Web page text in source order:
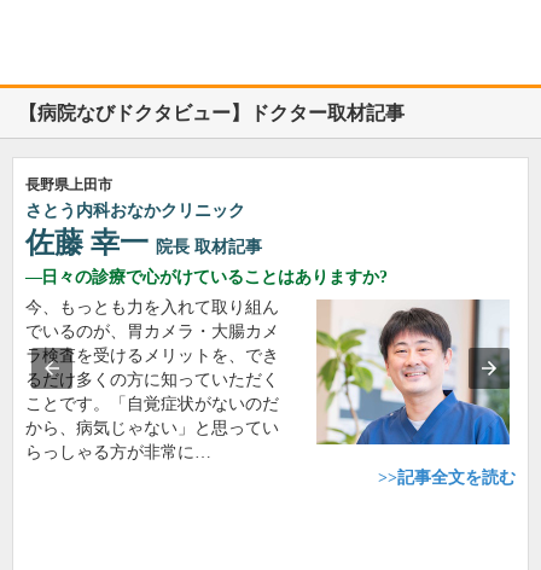
【病院なびドクタビュー】ドクター取材記事
長野県上田市
さとう内科おなかクリニック
佐藤 幸一 院長 取材記事
日々の診療で心がけていることはありますか?
今、もっとも力を入れて取り組ん
でいるのが、胃カメラ・大腸カメ
ラ検査を受けるメリットを、でき
るだけ多くの方に知っていただく
ことです。「自覚症状がないのだ
から、病気じゃない」と思ってい
らっしゃる方が非常に…
>>記事全文を読む